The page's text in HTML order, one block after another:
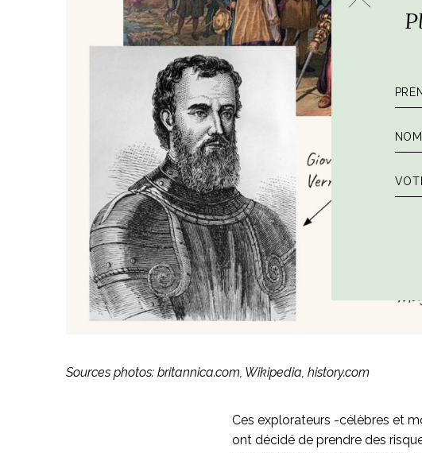
Sources photos: britannica.com, Wikipedia, history.com
Ces explorateurs -célèbres et
ont décidé de prendre des